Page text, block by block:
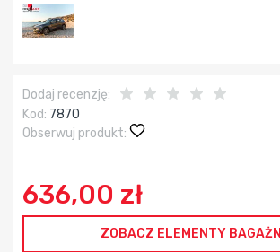
Dodaj recenzję:
Kod: 7870
Obserwuj produkt:
636,00 zł
ZOBACZ ELEMENTY